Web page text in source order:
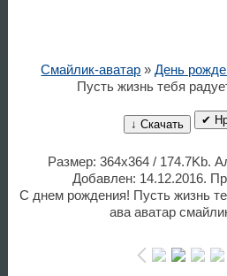
Смайлик-аватар »День
Пусть жизнь тебя
↓ Скачать ✔
Размер: 364x364 / 174.7Kb.
Добавлен: 14.12.2016.
С днем рождения! Пусть жизнь
ава аватар